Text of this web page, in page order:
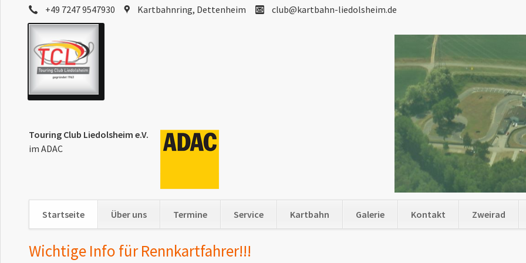
+49 7247 9547930 Kartbahnring, Dettenheim club@kartbahn-liedolsheim.de
Touring Club Liedolsheim e.V.
im ADAC
Startseite Über uns Termine Service Kartbahn Galerie Kontakt Zweirad
überspringen
Wichtige Info für Rennkartfahrer!!!